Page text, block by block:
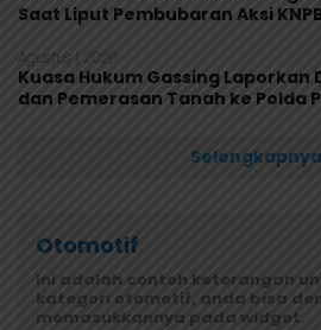
Saat Liput Pembubaran Aksi
Agustus 1, 2026
Kuasa Hukum Gassing Laporkan
dan Pemerasan Tanah ke Polda
Selengkapnya
Otomotif
Ini adalah contoh keterangan
kategori otomotif, anda bisa
memasukkannya pada widget.